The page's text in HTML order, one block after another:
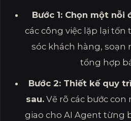
Bước 1: Chọn một nỗi
các công việc lặp lại
sóc khách hàng, soạn
tổng hợp
Bước 2: Thiết kế quy
sau. Vẽ rõ các bước
giao cho AI Agent từng